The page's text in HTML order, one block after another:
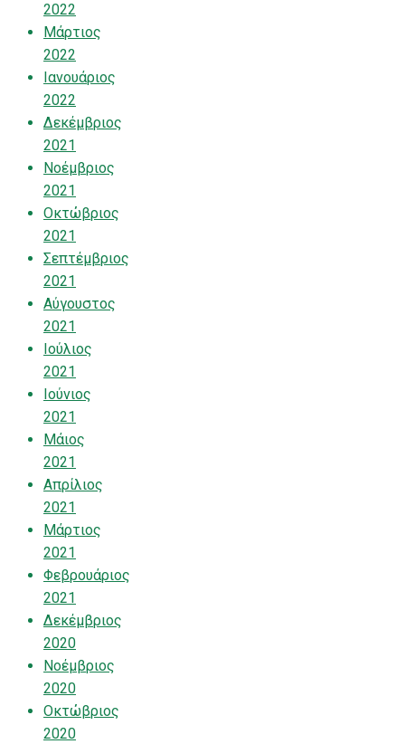
2022
Μάρτιος
2022
Ιανουάριος
2022
Δεκέμβριος
2021
Νοέμβριος
2021
Οκτώβριος
2021
Σεπτέμβριος
2021
Αύγουστος
2021
Ιούλιος
2021
Ιούνιος
2021
Μάιος
2021
Απρίλιος
2021
Μάρτιος
2021
Φεβρουάριος
2021
Δεκέμβριος
2020
Νοέμβριος
2020
Οκτώβριος
2020